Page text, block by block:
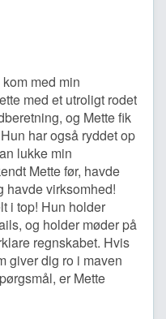
med min
med et utroligt rodet
og Mette fik
har også ryddet op
lukke min
Mette før, havde
havde virksomhed!
i top! Hun holder
og holder møder på
regnskabet. Hvis
giver dig ro i maven
er Mette